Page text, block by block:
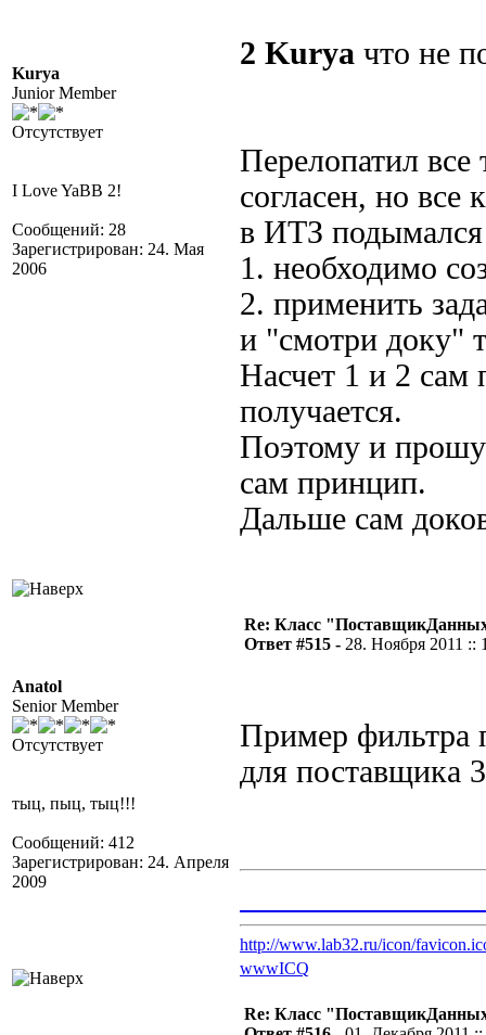
Kurya
Junior Member
Отсутствует
I Love YaBB 2!
Сообщений: 28
Зарегистрирован: 24. Мая
2006
2 Kurya что не
Перелопатил все
согласен, но
в ИТЗ подымался
1. необходимо
2. применить
и "смотри доку"
Насчет 1 и 2 сам
получается.
Поэтому и
сам принцип.
Дальше сам
Anatol
Senior Member
Отсутствует
тыц, пыц, тыц!!!
Сообщений: 412
Зарегистрирован: 24. Апреля
2009
Re: Класс
Ответ #515 - 28. Ноября 2011 ::
Пример
для поставщика
http://www.lab32.ru/icon/
wwwICQ
Re: Класс